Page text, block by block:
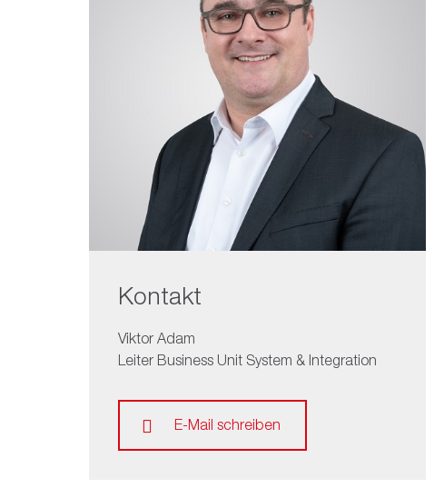
Kontakt
Viktor Adam
Leiter Business Unit System & Integration
E-Mail schreiben